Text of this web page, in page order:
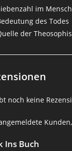
im
des Todes
der
noch keine
Ins Buch